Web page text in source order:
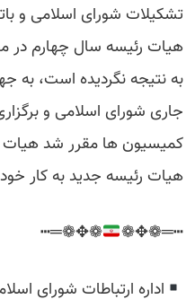
تشکیلات شورای اسلامی و
به نتیجه نگردیده است، به
جاری شورای اسلامی و
کمیسیون ها مقرر شد هیات
هیات رئیسه جدید به کار خود
┅═❁✥❁
❁✥❁═┅
اداره ارتباطات شورای